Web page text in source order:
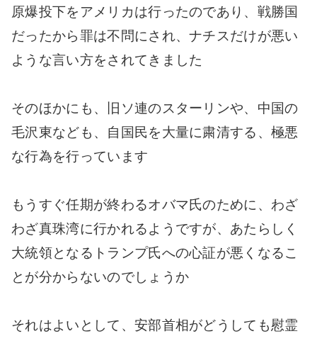
原爆投下をアメリカは行ったのであり、戦勝国
だったから罪は不問にされ、ナチスだけが悪い
ような言い方をされてきました
そのほかにも、旧ソ連のスターリンや、中国の
毛沢東なども、自国民を大量に粛清する、極悪
な行為を行っています
もうすぐ任期が終わるオバマ氏のために、わざ
わざ真珠湾に行かれるようですが、あたらしく
大統領となるトランプ氏への心証が悪くなるこ
とが分からないのでしょうか
それはよいとして、安部首相がどうしても慰霊